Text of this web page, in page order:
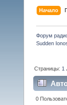
Начало
Форум
Sudden
Страницы: 1
0